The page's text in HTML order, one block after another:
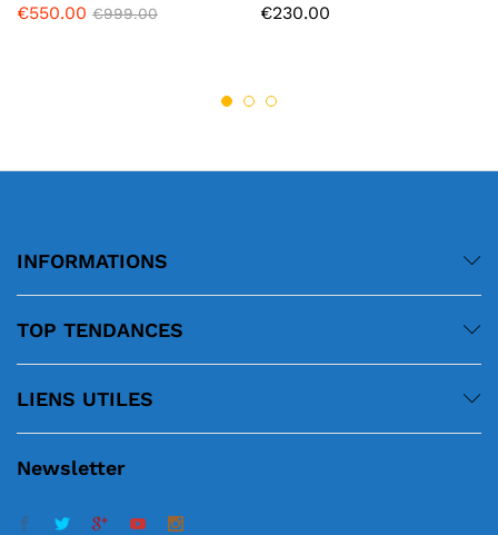
€550.00 €999.00 €230.00
INFORMATIONS
TOP TENDANCES
LIENS UTILES
Newsletter